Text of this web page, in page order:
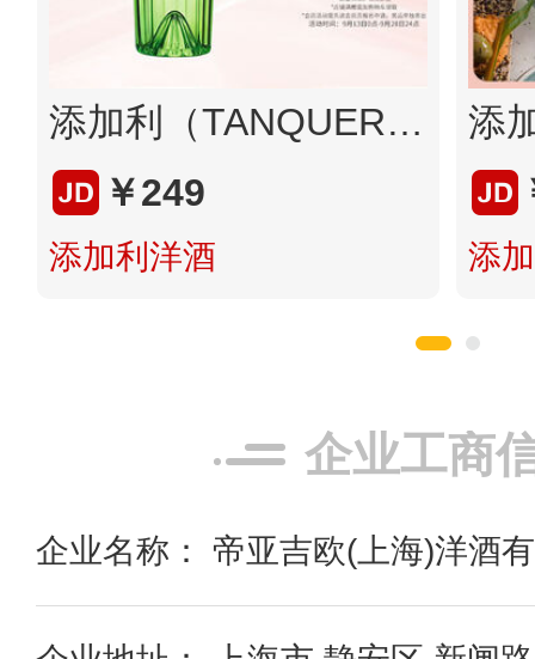
添加利（TANQUERAY） 杜松子酒47.3度750ml 英国十号金酒
￥249
添加利洋酒 添
企业工商
企业名称： 帝亚吉欧(上海)洋酒